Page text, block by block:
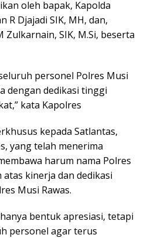
oleh bapak, Kapolda
R Djajadi SIK, MH, dan,
Zulkarnain, SIK, M.Si, beserta
personel Polres Musi
dengan dedikasi tinggi
kata Kapolres
kepada Satlantas,
yang telah menerima
harum nama Polres
atas kinerja dan dedikasi
Musi Rawas.
bentuk apresiasi, tetapi
personel agar terus